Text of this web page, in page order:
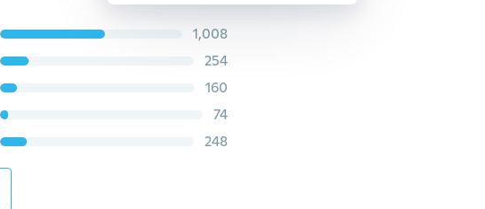
1,008
254
160
74
248